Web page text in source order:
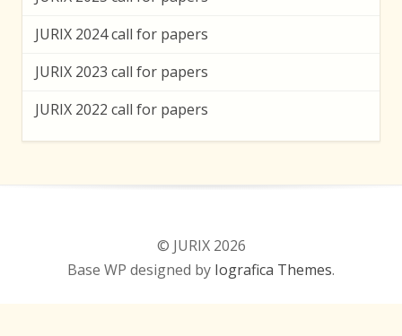
JURIX 2024 call for papers
JURIX 2023 call for papers
JURIX 2022 call for papers
© JURIX 2026
Base WP designed by Iografica Themes.